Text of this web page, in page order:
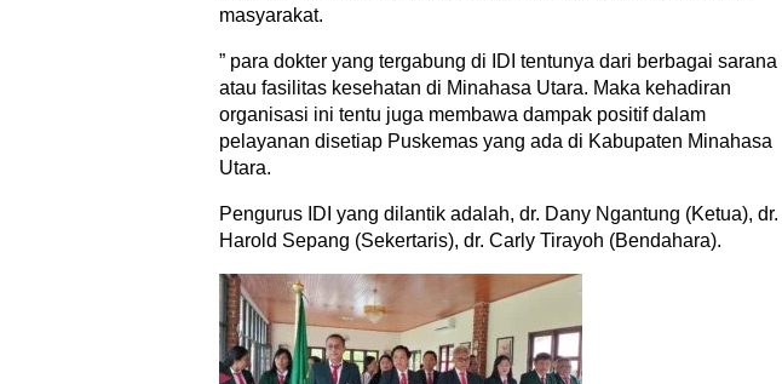
masyarakat.
” para dokter yang tergabung di IDI tentunya dari berbagai sarana
atau fasilitas kesehatan di Minahasa Utara. Maka kehadiran
organisasi ini tentu juga membawa dampak positif dalam
pelayanan disetiap Puskemas yang ada di Kabupaten Minahasa
Utara.
Pengurus IDI yang dilantik adalah, dr. Dany Ngantung (Ketua), dr.
Harold Sepang (Sekertaris), dr. Carly Tirayoh (Bendahara).